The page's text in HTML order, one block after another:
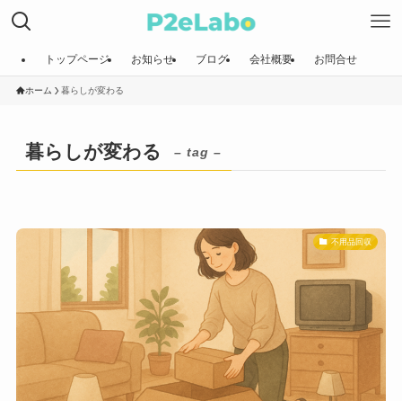
トップページ お知らせ ブログ 会社概要 お問合せ
ホーム 暮らしが変わる
暮らしが変わる – tag –
不用品回収